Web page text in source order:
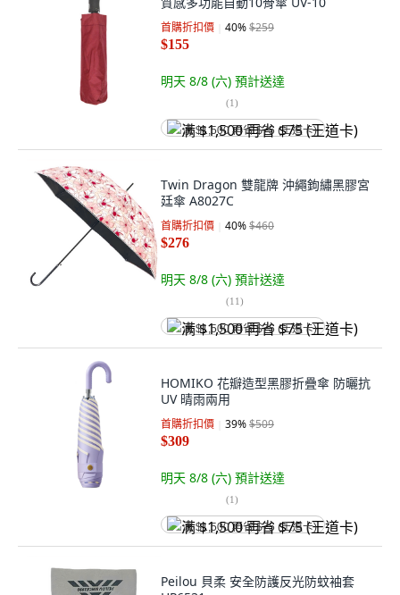
首購折扣價 40%$259
$155
明天 8/8 (六) 預計送達
(1)
满 $1,500 再省 $75 (王道卡)
Twin Dragon 雙龍牌 沖繩鉤繡黑膠宮
廷傘 A8027C
首購折扣價 40%$460
$276
明天 8/8 (六) 預計送達
(11)
满 $1,500 再省 $75 (王道卡)
HOMIKO 花瓣造型黑膠折疊傘 防曬抗
UV 晴雨兩用
首購折扣價 39%$509
$309
明天 8/8 (六) 預計送達
(1)
满 $1,500 再省 $75 (王道卡)
Peilou 貝柔 安全防護反光防蚊袖套